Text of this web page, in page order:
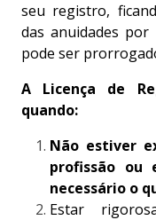
seu registro,
das anuidades
pode ser
A Licença de
quando:
Não estiver
profissão ou
necessário o
Estar